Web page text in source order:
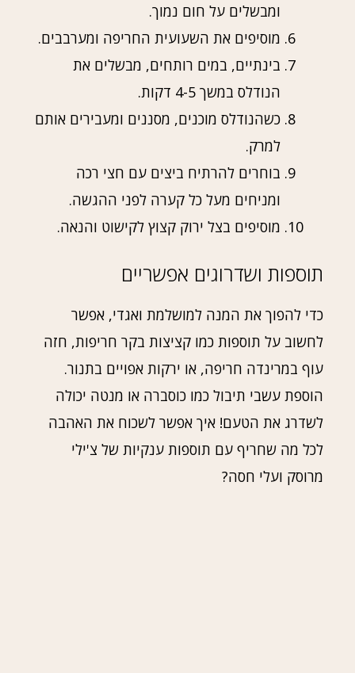
ומבשלים על חום נמוך.
מוסיפים את השעועית החריפה ומערבבים.
בינתיים, במים רותחים, מבשלים את
הנודלס במשך 4-5 דקות.
כשהנודלס מוכנים, מסננים ומעבירים אותם
למרק.
בוחרים להרתיח ביצים עם חצי רכה
ומניחים מעל כל קערה לפני ההגשה.
מוסיפים בצל ירוק קצוץ לקישוט והנאה.
תוספות ושדרוגים אפשריים
כדי להפוך את המנה למושלמת ואגדי, אפשר
לחשוב על תוספות כמו קציצות בקר חריפות, חזה
עוף במרינדה חריפה, או ירקות אפויים בתנור.
הוספת עשבי תיבול כמו כוסברה או מנטה יכולה
לשדרג את הטעם! איך אפשר לשכוח את האהבה
לכל מה שחריף עם תוספות ענקיות של צ'ילי
מרוסק ועלי חסה?